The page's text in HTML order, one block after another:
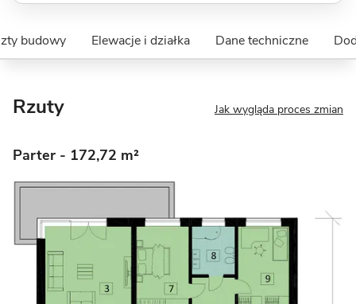
budowy Elewacje i działka Dane techniczne
Rzuty Jak wygląda proces zmian
Parter - 172,72 m²